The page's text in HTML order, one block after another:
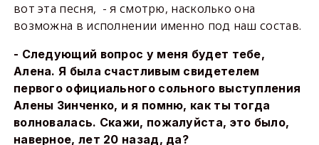
вот эта песня, - я смотрю, насколько она
возможна в исполнении именно под наш состав.
- Следующий вопрос у меня будет тебе,
Алена. Я была счастливым свидетелем
первого официального сольного выступления
Алены Зинченко, и я помню, как ты тогда
волновалась. Скажи, пожалуйста, это было,
наверное, лет 20 назад, да?